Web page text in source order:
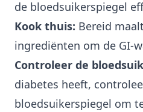
de bloedsuikerspiegel
Kook thuis: Bereid
ingrediënten om de GI-
Controleer de
diabetes heeft,
bloedsuikerspiegel om